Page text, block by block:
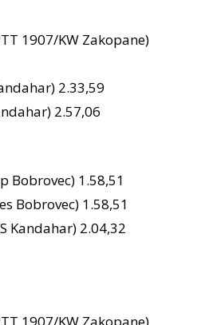
1907/KW Zakopane)
2.33,59
2.57,06
Bobrovec) 1.58,51
Bobrovec) 1.58,51
Kandahar) 2.04,32